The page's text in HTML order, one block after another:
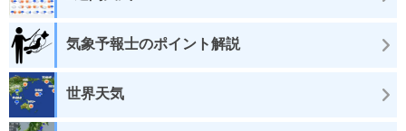
気象予報士のポイント解説
世界天気